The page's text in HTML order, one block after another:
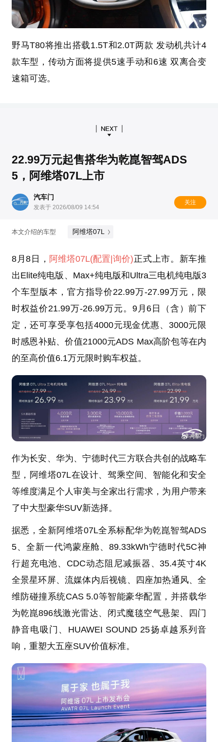
野马T80将推出搭载1.5T和2.0T两款 发动机共计4
款车型，传动方面将提供5速手动和6速 双离合变
速箱可选。
22.99万元起售搭华为乾崑智驾ADS
5，阿维塔07L上市
汽车门
发表于 2026/08/09 14:54
关注
本文介绍的车型 阿维塔07L
8月8日， 阿维塔07L(配置 |询价)正式上市。新车推
出Elite纯电版、Max+纯电版和Ultra三电机纯电版3
个车型版本，官方指导价22.99万-27.99万元，限
时权益价21.99万-26.99万元。9月6日（含）前下
定，还可享受享包括4000元现金优惠、3000元限
时感恩补贴、价值21000元ADS Max高阶包等在内
的至高价值6.1万元限时购车权益。
作为长安、华为、宁德时代三方联合共创的战略车
型，阿维塔07L在设计、驾乘空间、智能化和安全
等维度满足个人审美与全家出行需求，为用户带来
了中大型豪华SUV新选择。
据悉，全新阿维塔07L全系标配华为乾崑智驾ADS
5、全新一代鸿蒙座舱、89.33kWh宁德时代5C神
行超充电池、CDC动态阻尼减振器、35.4英寸4K
全景星环屏、流媒体内后视镜、四座加热通风、全
维防碰撞系统CAS 5.0等智能豪华配置，并搭载华
为乾崑896线激光雷达、闭式魔毯空气悬架、四门
静音电吸门、HUAWEI SOUND 25扬卓越系列音
响，重塑大五座SUV价值标准。